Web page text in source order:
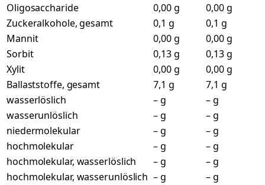
Oligosaccharide
0,00 g
0,00 g
Zuckeralkohole, gesamt
0,1 g
0,1 g
Mannit
0,00 g
0,00 g
Sorbit
0,13 g
0,13 g
Xylit
0,00 g
0,00 g
Ballaststoffe, gesamt
7,1 g
7,1 g
wasserlöslich
– g
– g
wasserunlöslich
– g
– g
niedermolekular
– g
– g
hochmolekular
– g
– g
hochmolekular, wasserlöslich
– g
– g
hochmolekular, wasserunlöslich – g
– g